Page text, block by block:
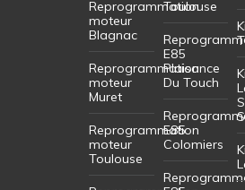
Reprogrammation
moteur
Blagnac
Reprogrammation
moteur
Muret
Reprogrammation
moteur
Toulouse
Toulouse
E85
Plaisance
Du Touch
E85
Colomiers